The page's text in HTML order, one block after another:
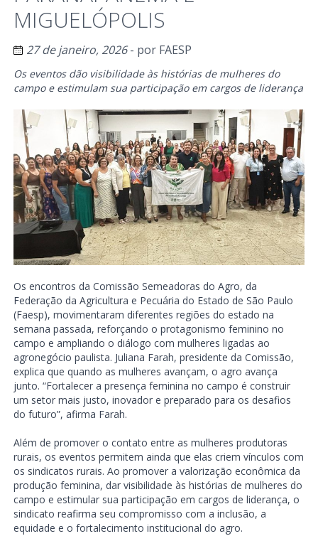
MIGUELÓPOLIS
27 de janeiro, 2026- por FAESP
Os eventos dão visibilidade às histórias de mulheres do
campo e estimulam sua participação em cargos de liderança
Os encontros da Comissão Semeadoras do Agro, da
Federação da Agricultura e Pecuária do Estado de São Paulo
(Faesp), movimentaram diferentes regiões do estado na
semana passada, reforçando o protagonismo feminino no
campo e ampliando o diálogo com mulheres ligadas ao
agronegócio paulista. Juliana Farah, presidente da Comissão,
explica que quando as mulheres avançam, o agro avança
junto. “Fortalecer a presença feminina no campo é construir
um setor mais justo, inovador e preparado para os desafios
do futuro”, afirma Farah.
Além de promover o contato entre as mulheres produtoras
rurais, os eventos permitem ainda que elas criem vínculos com
os sindicatos rurais. Ao promover a valorização econômica da
produção feminina, dar visibilidade às histórias de mulheres do
campo e estimular sua participação em cargos de liderança, o
sindicato reafirma seu compromisso com a inclusão, a
equidade e o fortalecimento institucional do agro.